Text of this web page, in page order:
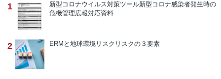
1 新型コロナウイルス対策ツール新型コロナ感染者発生時の
危機管理広報対応資料
2 ERMと地球環境リスク リスクの３要素